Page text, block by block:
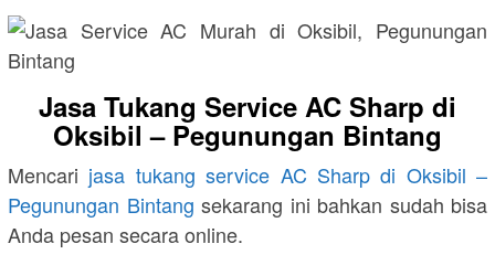
Jasa Tukang Service AC Sharp di
Oksibil – Pegunungan Bintang
Mencari jasa tukang service AC Sharp di Oksibil –
Pegunungan Bintang sekarang ini bahkan sudah bisa
Anda pesan secara online.